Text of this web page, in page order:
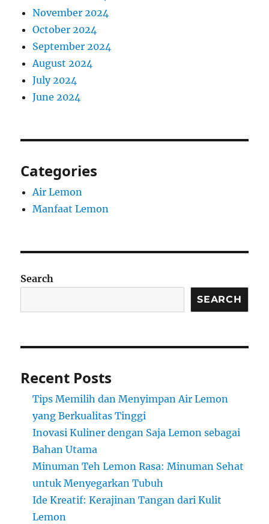
November 2024
October 2024
September 2024
August 2024
July 2024
June 2024
Categories
Air Lemon
Manfaat Lemon
Search
SEARCH
Recent Posts
Tips Memilih dan Menyimpan Air Lemon
yang Berkualitas Tinggi
Inovasi Kuliner dengan Saja Lemon sebagai
Bahan Utama
Minuman Teh Lemon Rasa: Minuman Sehat
untuk Menyegarkan Tubuh
Ide Kreatif: Kerajinan Tangan dari Kulit
Lemon